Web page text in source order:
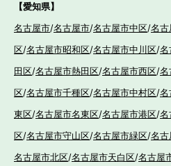
【愛知県】
名古屋市/名古屋市/名古屋市中区/名古
区/名古屋市昭和区/名古屋市中川区/名
田区/名古屋市熱田区/名古屋市西区/名
区/名古屋市千種区/名古屋市中村区/名
東区/名古屋市名東区/名古屋市港区/名
区/名古屋市守山区/名古屋市緑区/名古
名古屋市北区/名古屋市天白区/名古屋